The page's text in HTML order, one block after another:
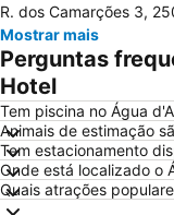
Buddha Eden Garden -
Praia das Berlengas
Salir do Porto
Castelo de Óbidos
Sítio da Nazaré
Estádio Municipal
Da Foz do Arelho
R. dos Camarções 3,
Mostrar mais
Perguntas
Hotel
Tem piscina no Água
Animais de estimação
Tem estacionamento
Onde está localizado o
Quais atrações